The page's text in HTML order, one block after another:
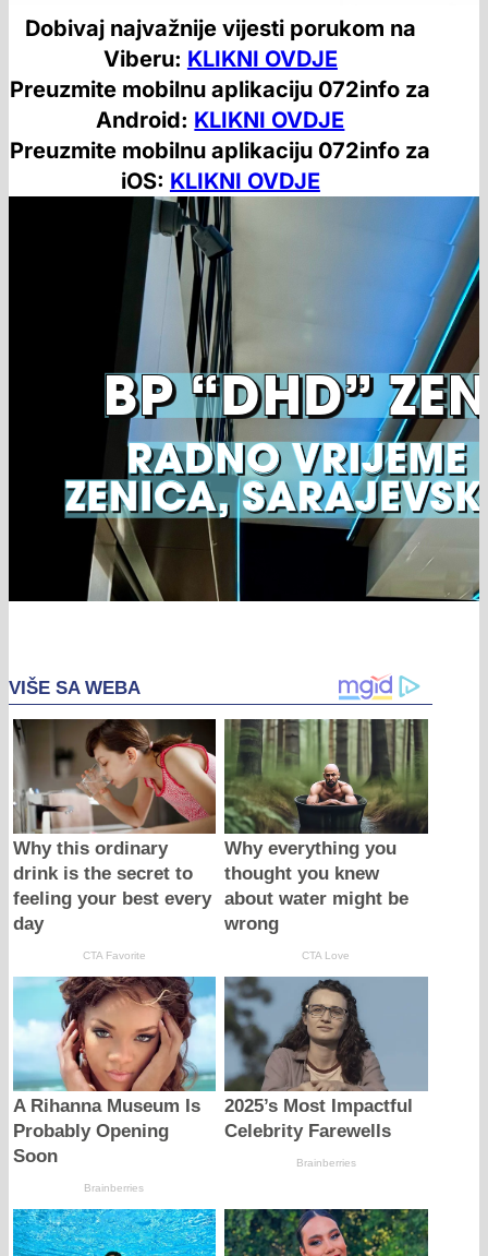
Dobivaj najvažnije vijesti porukom na
Viberu: KLIKNI OVDJE
Preuzmite mobilnu aplikaciju 072info za
Android: KLIKNI OVDJE
Preuzmite mobilnu aplikaciju 072info za
iOS: KLIKNI OVDJE